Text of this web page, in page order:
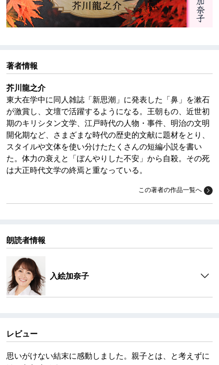
著者情報
芥川龍之介
東大在学中に同人雑誌「新思潮」に発表した「鼻」を漱石
が激賞し、文壇で活躍するようになる。王朝もの、近世初
期のキリシタン文学、江戸時代の人物・事件、明治の文明
開化期など、さまざまな時代の歴史的文献に題材をとり、
スタイルや文体を使い分けたたくさんの短編小説を書い
た。体力の衰えと「ぼんやりした不安」から自殺。その死
は大正時代文学の終焉と重なっている。
この著者の作品一覧へ
朗読者情報
入絵加奈子
レビュー
思いがけない結末に感動しました。親子とは、と考えずに